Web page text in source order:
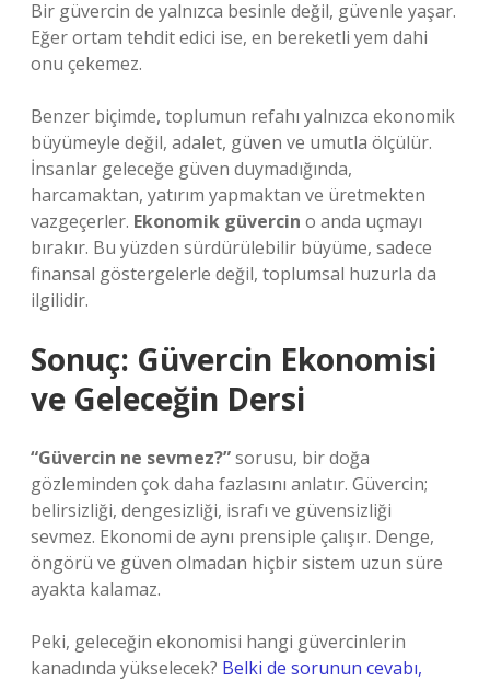
Bir güvercin de yalnızca besinle değil, güvenle yaşar.
Eğer ortam tehdit edici ise, en bereketli yem dahi
onu çekemez.
Benzer biçimde, toplumun refahı yalnızca ekonomik
büyümeyle değil, adalet, güven ve umutla ölçülür.
İnsanlar geleceğe güven duymadığında,
harcamaktan, yatırım yapmaktan ve üretmekten
vazgeçerler. Ekonomik güvercin o anda uçmayı
bırakır. Bu yüzden sürdürülebilir büyüme, sadece
finansal göstergelerle değil, toplumsal huzurla da
ilgilidir.
Sonuç: Güvercin Ekonomisi
ve Geleceğin Dersi
“Güvercin ne sevmez?”sorusu, bir doğa
gözleminden çok daha fazlasını anlatır. Güvercin;
belirsizliği, dengesizliği, israfı ve güvensizliği
sevmez. Ekonomi de aynı prensiple çalışır. Denge,
öngörü ve güven olmadan hiçbir sistem uzun süre
ayakta kalamaz.
Peki, geleceğin ekonomisi hangi güvercinlerin
kanadında yükselecek? Belki de sorunun cevabı,